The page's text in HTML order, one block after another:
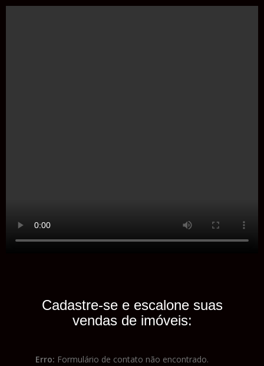
Cadastre-se e escalone suas
vendas de imóveis:
Erro: Formulário de contato não encontrado.